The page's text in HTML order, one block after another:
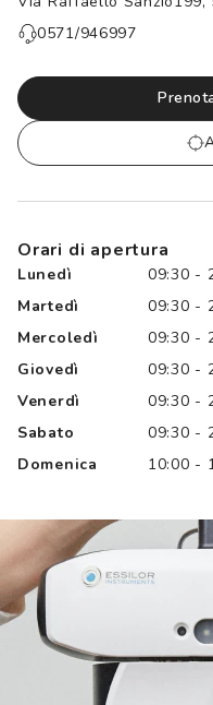
Prenota un
Controllo visivo
Carta fedeltà
0571/946997
Orari di apertura
Lunedì
09:30 -
Martedì
09:30 -
Mercoledì
09:30 -
Giovedì
09:30 -
Venerdì
09:30 -
Sabato
09:30 -
Domenica
10:00 -